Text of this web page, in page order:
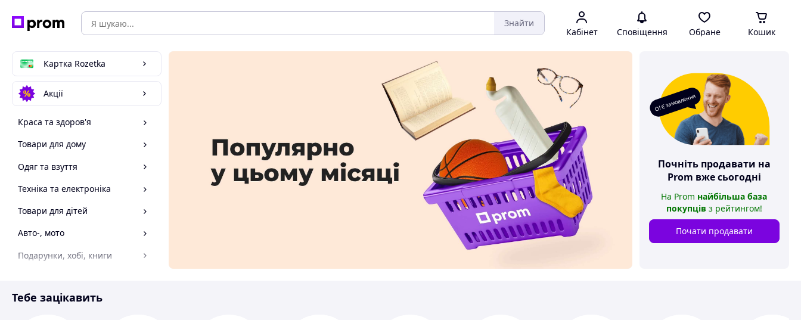
Знайти
Кабінет Сповіщення Обране Кошик
Картка Rozetka
Акції
Краса та здоров'я
Товари для дому
Одяг та взуття
Техніка та електроніка
Товари для дітей
Авто-, мото
Подарунки, хобі, книги
Матеріали для ремонту
О! Є замовлення
Почніть продавати на
Prom вже сьогодні
На Prom найбільша база
покупців з рейтингом!
Почати продавати
Тебе зацікавить